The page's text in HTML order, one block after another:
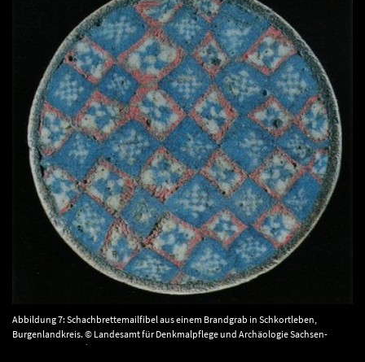
Abbildung 7: Schachbrettemailfibel aus einem Brandgrab in Schkortleben,
Burgenlandkreis. © Landesamt für Denkmalpflege und Archäologie Sachsen-
Anhalt, Juraj Lipták.